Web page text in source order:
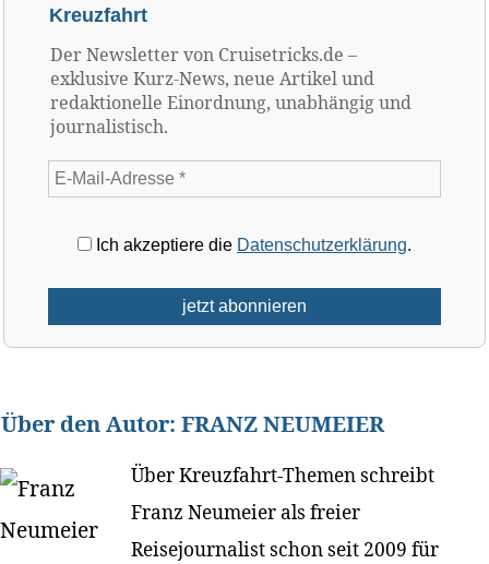
Kreuzfahrt
Der Newsletter von Cruisetricks.de –
exklusive Kurz-News, neue Artikel und
redaktionelle Einordnung, unabhängig und
journalistisch.
Ich akzeptiere die Datenschutzerklärung.
Über den Autor: FRANZ NEUMEIER
Über Kreuzfahrt-Themen schreibt
Franz Neumeier als freier
Reisejournalist schon seit 2009 für